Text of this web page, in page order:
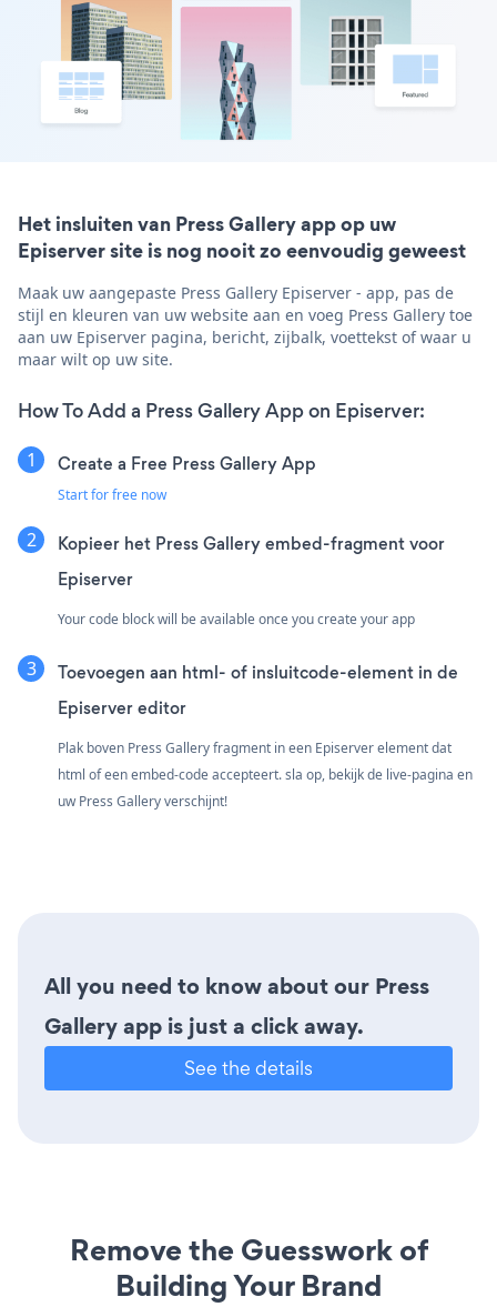
Het insluiten van Press Gallery app op uw
Episerver site is nog nooit zo eenvoudig geweest
Maak uw aangepaste Press Gallery Episerver - app, pas de
stijl en kleuren van uw website aan en voeg Press Gallery toe
aan uw Episerver pagina, bericht, zijbalk, voettekst of waar u
maar wilt op uw site.
How To Add a Press Gallery App on Episerver:
Create a Free Press Gallery App
Start for free now
Kopieer het Press Gallery embed-fragment voor
Episerver
Your code block will be available once you create your app
Toevoegen aan html- of insluitcode-element in de
Episerver editor
Plak boven Press Gallery fragment in een Episerver element dat
html of een embed-code accepteert. sla op, bekijk de live-pagina en
uw Press Gallery verschijnt!
All you need to know about our Press
Gallery app is just a click away.
See the details
Remove the Guesswork of
Building Your Brand